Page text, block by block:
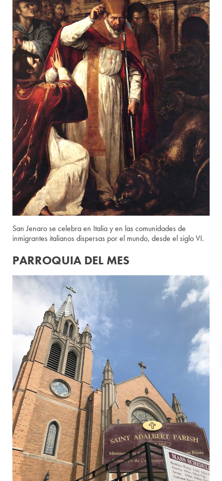
San Jenaro se celebra en Italia y en las comunidades de
inmigrantes italianos dispersas por el mundo, desde el siglo VI.
PARROQUIA DEL MES